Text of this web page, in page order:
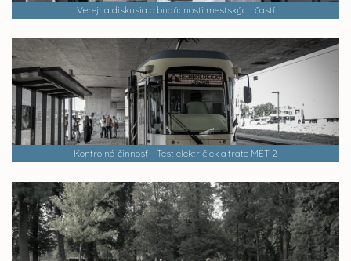
Verejná diskusia o budúcnosti mestských častí
Kontrolná činnosť - Test električiek a trate MET 2